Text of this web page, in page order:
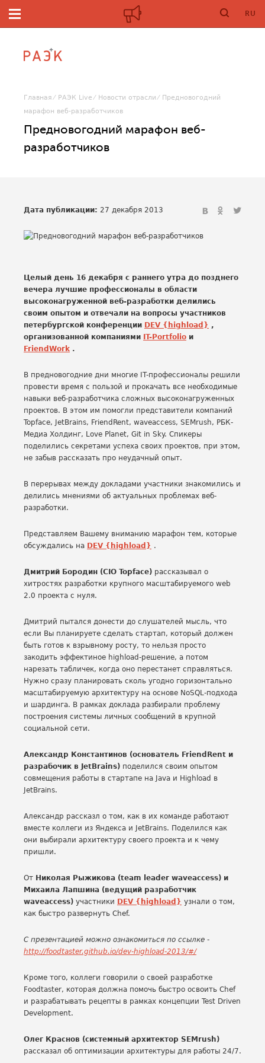
RU
Главная РАЭК Live Новости отрасли
Предновогодний
марафон веб-разработчиков
Предновогодний марафон веб-
разработчиков
Дата публикации: 27 декабря 2013
Целый день 16 декабря с раннего утра до позднего
вечера лучшие профессионалы в области
высоконагруженной веб-разработки делились
своим опытом и отвечали на вопросы участников
петербургской конференции DEV {highload} ,
организованной компаниями IT-Portfolio и
FriendWork .
В предновогодние дни многие IT-профессионалы решили
провести время с пользой и прокачать все необходимые
навыки веб-разработчика сложных высоконагруженных
проектов. В этом им помогли представители компаний
Topface, JetBrains, FriendRent, waveaccess, SEMrush, РБК-
Медиа Холдинг, Love Planet, Git in Sky. Спикеры
поделились секретами успеха своих проектов, при этом,
не забыв рассказать про неудачный опыт.
В перерывах между докладами участники знакомились и
делились мнениями об актуальных проблемах веб-
разработки.
Представляем Вашему вниманию марафон тем, которые
обсуждались на DEV {highload} .
Дмитрий Бородин (CIO Topface) рассказывал о
хитростях разработки крупного масштабируемого web
2.0 проекта с нуля.
Дмитрий пытался донести до слушателей мысль, что
если Вы планируете сделать стартап, который должен
быть готов к взрывному росту, то нельзя просто
закодить эффектиное highload-решение, а потом
нарезать табличек, когда оно перестанет справляться.
Нужно сразу планировать сколь угодно горизонтально
масштабируемую архитектуру на основе NoSQL-подхода
и шардинга. В рамках доклада разбирали проблему
построения системы личных сообщений в крупной
социальной сети.
Александр Константинов (основатель FriendRent и
разрабочик в JetBrains) поделился своим опытом
совмещения работы в стартапе на Java и Highload в
JetBrains.
Александр рассказл о том, как в их команде работают
вместе коллеги из Яндекса и JetBrains. Поделился как
они выбирали архитектуру своего проекта и к чему
пришли.
От Николая Рыжикова (team leader waveaccess) и
Михаила Лапшина (ведущий разработчик
waveaccess) участники DEV {highload} узнали о том,
как быстро развернуть Chef.
С презентацией можно ознакомиться по ссылке -
http://foodtaster.github.io/dev-highload-2013/#/
Кроме того, коллеги говорили о своей разработке
Foodtaster, которая должна помочь быстро освоить Chef
и разрабатывать рецепты в рамках концепции Test Driven
Development.
Олег Краснов (системный архитектор SEMrush)
рассказал об оптимизации архитектуры для работы 24/7.